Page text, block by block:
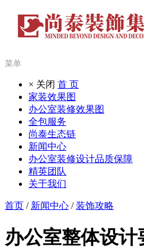
菜单
× 关闭 首 页
家装效果图
办公室装修效果图
全包服务
尚泰生态链
新闻中心
办公室装修设计品质保障
精英团队
关于我们
首页 / 新闻中心 /装饰攻略
办公室整体设计